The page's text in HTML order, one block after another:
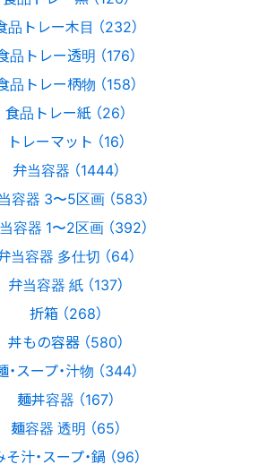
品トレー木目 （232）
品トレー透明 （176）
品トレー柄物 （158）
食品トレー紙 （26）
トレーマット （16）
弁当容器 （1444）
容器 3〜5区画 （583）
容器 1〜2区画 （392）
当容器 多仕切 （64）
弁当容器 紙 （137）
折箱 （268）
丼もの容器 （580）
・スープ・汁物 （344）
麺丼容器 （167）
麺容器 透明 （65）
そ汁・スープ・鍋 （96）